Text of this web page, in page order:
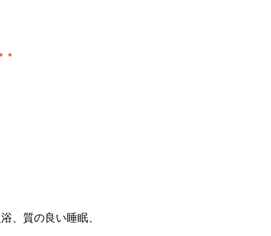
、質の良い睡眠、